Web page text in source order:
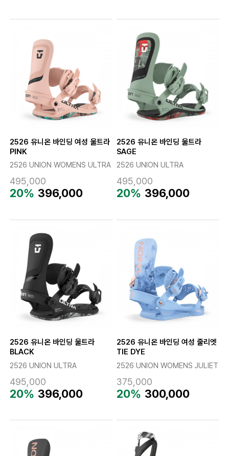
2526 유니온 바인딩 여성 울트라
PINK
2526 UNION WOMENS ULTRA
495,000
20% 396,000
2526 유니온 바인딩 울트라
SAGE
2526 UNION ULTRA
495,000
20% 396,000
2526 유니온 바인딩 울트라
BLACK
2526 UNION ULTRA
495,000
20% 396,000
2526 유니온 바인딩 여성 줄리엣
TIE DYE
2526 UNION WOMENS JULIET
375,000
20% 300,000